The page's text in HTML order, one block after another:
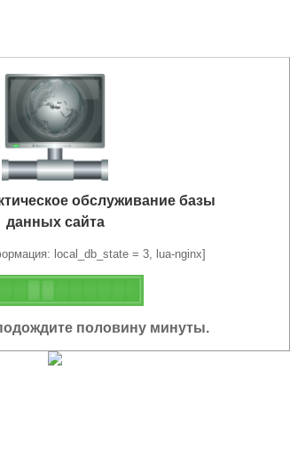
обслуживание базы
данных сайта
local_db_state = 3, lua-nginx]
половину минуты.